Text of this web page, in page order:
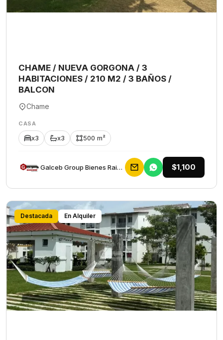
CHAME / NUEVA GORGONA / 3
HABITACIONES / 210 M2 / 3 BAÑOS /
BALCON
Chame
CASA
x3 x3 500 m²
Galceb Group Bienes Raices $1,100
Destacada En Alquiler